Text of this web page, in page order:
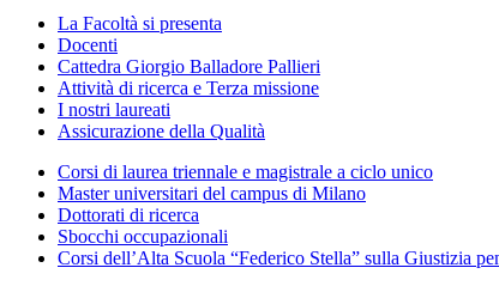
La Facoltà si presenta
Docenti
Cattedra Giorgio Balladore Pallieri
Attività di ricerca e Terza missione
I nostri laureati
Assicurazione della Qualità
Corsi di laurea triennale e magistrale a ciclo unico
Master universitari del campus di Milano
Dottorati di ricerca
Sbocchi occupazionali
Corsi dell’Alta Scuola “Federico Stella” sulla Giustizia